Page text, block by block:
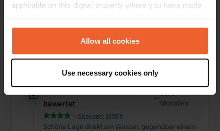
applicable on this digital property where you have made
any time from the Cookie Declaration or by clicking on
the Privacy trigger icon.
Collect information about your geographical location
which can be accurate to within several meters
Identify your device by actively scanning it for
specific characteristics (fingerprinting)
Find out more about how your personal data is processed
Allow all cookies
Use necessary cookies only
der durch den Ort fließt. Keine sanitären Anlagen,
kaum Verkehr gehört. Wir hatten einen Nachbarn.
Auf jeden Fall einen Besuch wert.
bewertet
—vor 9
Monaten
Sitecode: 21393
Schöne Lage direkt am Wasser, gegenüber einem